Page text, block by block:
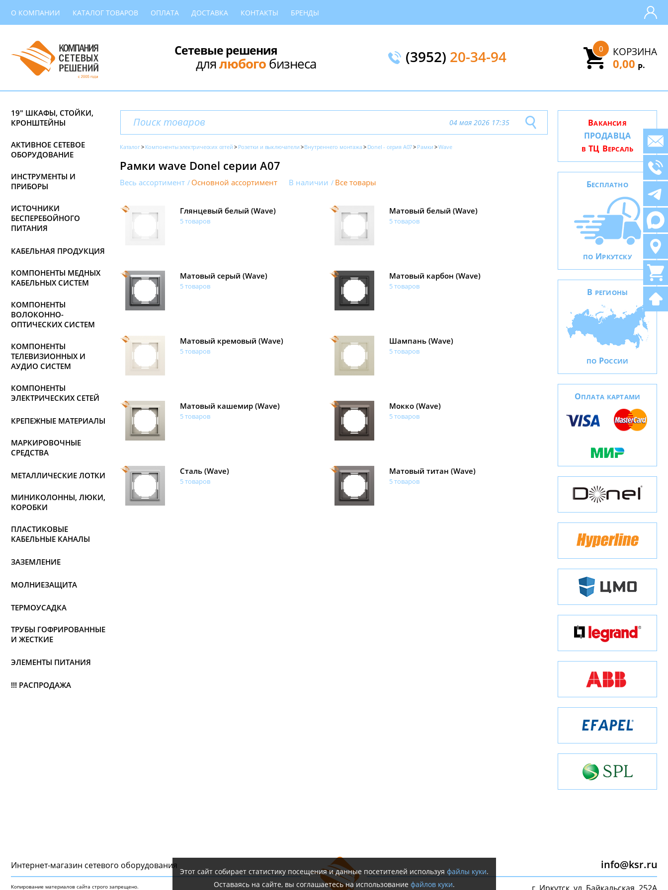
О КОМПАНИИ КАТАЛОГ ТОВАРОВ ОПЛАТА ДОСТАВКА КОНТАКТЫ БРЕНДЫ
Сетевые решения
длялюбогобизнеса (3952) 20-34-94 КОРЗИНА
0
0,00 Р.
19" ШКАФЫ, СТОЙКИ,
КРОНШТЕЙНЫ
АКТИВНОЕ СЕТЕВОЕ
ОБОРУДОВАНИЕ
ИНСТРУМЕНТЫ И
ПРИБОРЫ
ИСТОЧНИКИ
БЕСПЕРЕБОЙНОГО
ПИТАНИЯ
КАБЕЛЬНАЯ ПРОДУКЦИЯ
КОМПОНЕНТЫ МЕДНЫХ
КАБЕЛЬНЫХ СИСТЕМ
КОМПОНЕНТЫ
ВОЛОКОННО-
ОПТИЧЕСКИХ СИСТЕМ
КОМПОНЕНТЫ
ТЕЛЕВИЗИОННЫХ И
АУДИО СИСТЕМ
КОМПОНЕНТЫ
ЭЛЕКТРИЧЕСКИХ СЕТЕЙ
КРЕПЕЖНЫЕ МАТЕРИАЛЫ
МАРКИРОВОЧНЫЕ
СРЕДСТВА
МЕТАЛЛИЧЕСКИЕ ЛОТКИ
МИНИКОЛОННЫ, ЛЮКИ,
КОРОБКИ
ПЛАСТИКОВЫЕ
КАБЕЛЬНЫЕ КАНАЛЫ
ЗАЗЕМЛЕНИЕ
МОЛНИЕЗАЩИТА
ТЕРМОУСАДКА
ТРУБЫ ГОФРИРОВАННЫЕ
И ЖЕСТКИЕ
ЭЛЕМЕНТЫ ПИТАНИЯ
!!! РАСПРОДАЖА
04 мая 2026 17:35
Каталог Компоненты электрических сетей Розетки и выключатели Внутреннего монтажа Donel - серия A07 Рамки Wave
Рамки wave Donel серии A07
Весь ассортимент Основной ассортимент В наличии Все товары
Глянцевый белый (Wave)
5 товаров
Матовый белый (Wave)
5 товаров
Матовый серый (Wave)
5 товаров
Матовый карбон (Wave)
5 товаров
Матовый кремовый (Wave)
5 товаров
Шампань (Wave)
5 товаров
Матовый кашемир (Wave)
5 товаров
Мокко (Wave)
5 товаров
Сталь (Wave)
5 товаров
Матовый титан (Wave)
5 товаров
ВАКАНСИЯ
ПРОДАВЦА
В ТЦ ВЕРСАЛЬ
БЕСПЛАТНО
ПО ИРКУТСКУ
В РЕГИОНЫ
ПО РОССИИ
ОПЛАТА КАРТАМИ
Интернет-магазин сетeвого оборудования
Копирование материалов сайта строго запрещено.
info@ksr.ru
Этот сайт собирает статистику посещения и данные посетителей используя файлы куки.
Оставаясь на сайте, вы соглашаетесь на использование файлов куки.